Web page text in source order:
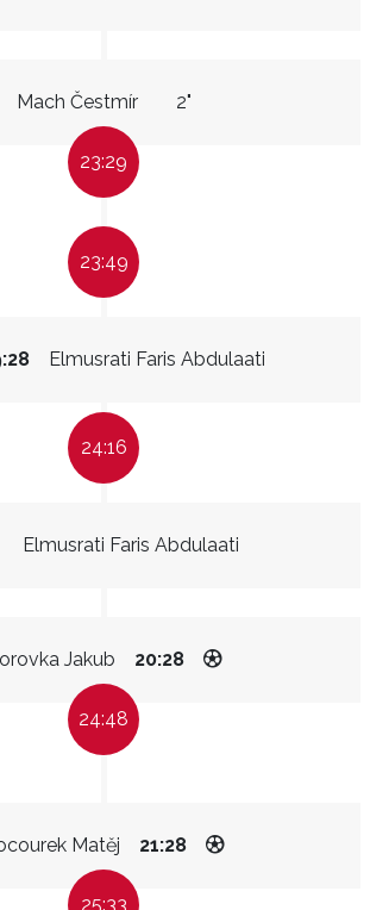
Mach Čestmír 2"
23:29
23:49
Elmusrati Faris Abdulaati
24:16
Elmusrati Faris Abdulaati
Jakub 20:28
24:48
Matěj 21:28
25:33